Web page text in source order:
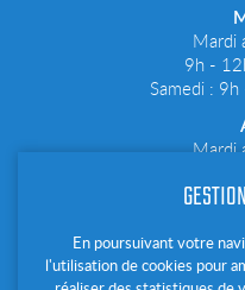
Mardi
9h -
Samedi :
Mardi
Samedi : 9h
Notre
Tenez vous informé de
En poursuivant votre
l'utilisation de cookies pour